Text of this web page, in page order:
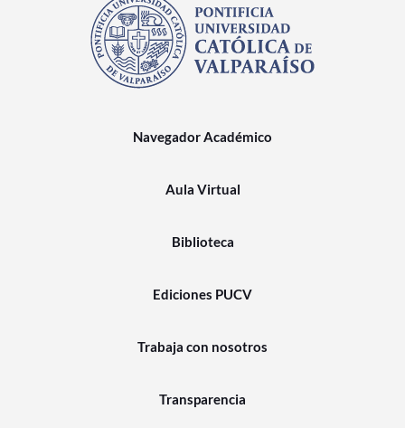
Navegador Académico
Aula Virtual
Biblioteca
Ediciones PUCV
Trabaja con nosotros
Transparencia